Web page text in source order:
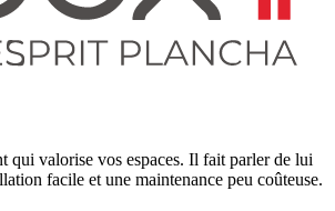
qui valorise vos espaces. Il fait parler de lui
facile et une maintenance peu coûteuse.